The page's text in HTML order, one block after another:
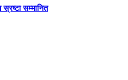
स्रष्टा सम्मानित